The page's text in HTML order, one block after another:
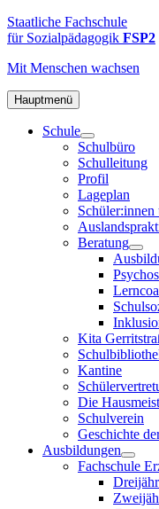
Zum
Inhalt
FSP2
Staatliche
Fachschule
Sozialpädagogik
in
Altona
Staatliche Fachschule
für Sozialpädagogik FSP2
Mit Menschen wachsen
Hauptmenü
Schule
Schulbüro
Schulleitung
Profil
Lageplan
Beratung
Kita
Kantine
Die
Schulverein
Geschichte
Ausbildungen
Fachschule